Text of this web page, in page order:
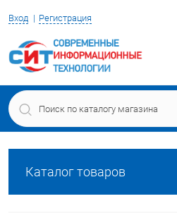
Вход Регистрация
Каталог товаров